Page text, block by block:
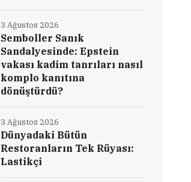
Semboller Sanık
Sandalyesinde: Epstein
vakası kadim tanrıları nasıl
komplo kanıtına
dönüştürdü?
3 Ağustos 2026
Dünyadaki Bütün
Restoranların Tek Rüyası:
Lastikçi
3 Ağustos 2026